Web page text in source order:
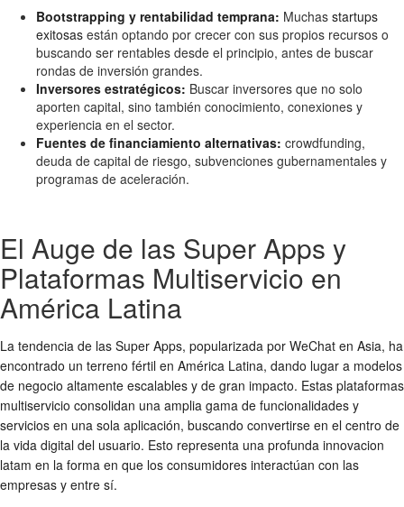
Bootstrapping y rentabilidad temprana: Muchas startups
exitosas están optando por crecer con sus propios recursos o
buscando ser rentables desde el principio, antes de buscar
rondas de inversión grandes.
Inversores estratégicos: Buscar inversores que no solo
aporten capital, sino también conocimiento, conexiones y
experiencia en el sector.
Fuentes de financiamiento alternativas: crowdfunding,
deuda de capital de riesgo, subvenciones gubernamentales y
programas de aceleración.
El Auge de las Super Apps y
Plataformas Multiservicio en
América Latina
La tendencia de las Super Apps, popularizada por WeChat en Asia, ha
encontrado un terreno fértil en América Latina, dando lugar a modelos
de negocio altamente escalables y de gran impacto. Estas plataformas
multiservicio consolidan una amplia gama de funcionalidades y
servicios en una sola aplicación, buscando convertirse en el centro de
la vida digital del usuario. Esto representa una profunda innovacion
latam en la forma en que los consumidores interactúan con las
empresas y entre sí.